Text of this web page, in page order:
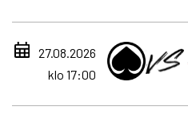
27.08.2026
klo 17:00